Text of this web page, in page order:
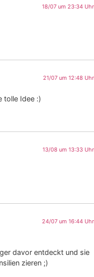
18/07 um 23:34 Uhr
21/07 um 12:48 Uhr
tolle Idee :)
13/08 um 13:33 Uhr
24/07 um 16:44 Uhr
davor entdeckt und sie
zieren ;)